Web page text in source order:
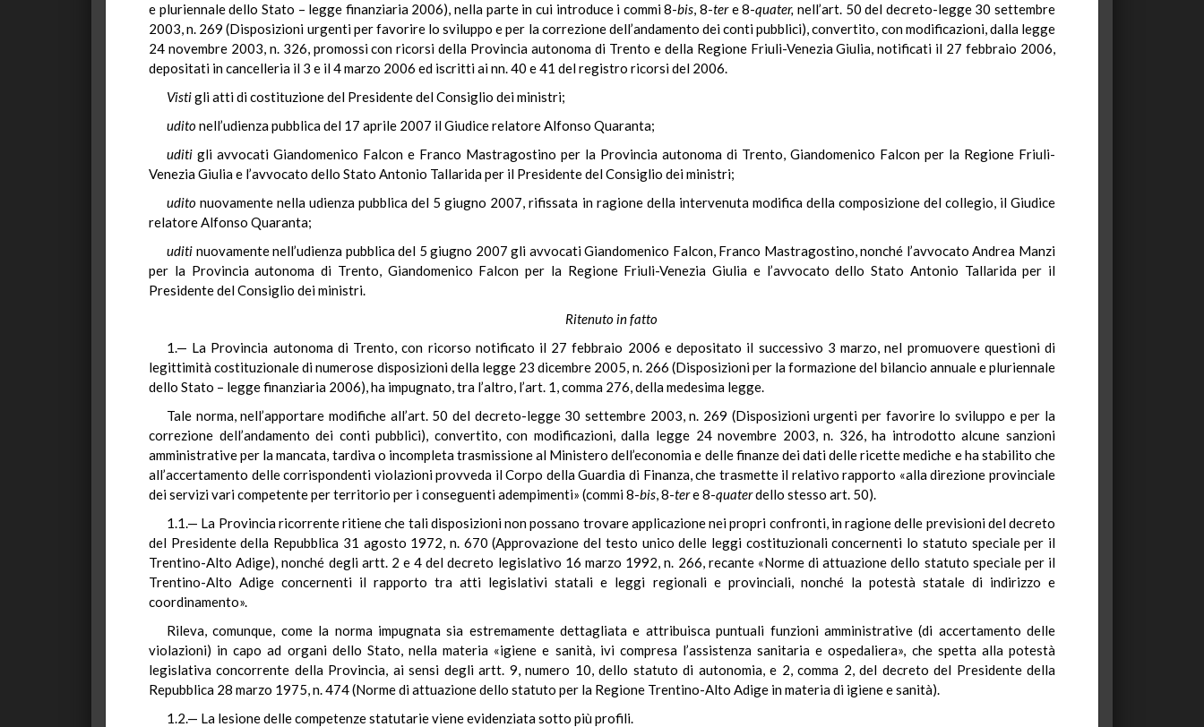
e pluriennale dello Stato – legge finanziaria 2006), nella parte in cui introduce i commi 8-bis, 8-tere 8-quater, nell’art. 50 del decreto-legge 30 settembre
2003, n. 269 (Disposizioni urgenti per favorire lo sviluppo e per la correzione dell’andamento dei conti pubblici), convertito, con modificazioni, dalla legge
24 novembre 2003, n. 326, promossi con ricorsi della Provincia autonoma di Trento e della Regione Friuli-Venezia Giulia, notificati il 27 febbraio 2006,
depositati in cancelleria il 3 e il 4 marzo 2006 ed iscritti ai nn. 40 e 41 del registro ricorsi del 2006.
Vistigli atti di costituzione del Presidente del Consiglio dei ministri;
uditonell’udienza pubblica del 17 aprile 2007 il Giudice relatore Alfonso Quaranta;
uditi gli avvocati Giandomenico Falcon e Franco Mastragostino per la Provincia autonoma di Trento, Giandomenico Falcon per la Regione Friuli-
Venezia Giulia e l’avvocato dello Stato Antonio Tallarida per il Presidente del Consiglio dei ministri;
uditonuovamente nella udienza pubblica del 5 giugno 2007, rifissata in ragione della intervenuta modifica della composizione del collegio, il Giudice
relatore Alfonso Quaranta;
uditi nuovamente nell’udienza pubblica del 5 giugno 2007 gli avvocati Giandomenico Falcon, Franco Mastragostino, nonché l’avvocato Andrea Manzi
per la Provincia autonoma di Trento, Giandomenico Falcon per la Regione Friuli-Venezia Giulia e l’avvocato dello Stato Antonio Tallarida per il
Presidente del Consiglio dei ministri.
Ritenuto in fatto
1.— La Provincia autonoma di Trento, con ricorso notificato il 27 febbraio 2006 e depositato il successivo 3 marzo, nel promuovere questioni di
legittimità costituzionale di numerose disposizioni della legge 23 dicembre 2005, n. 266 (Disposizioni per la formazione del bilancio annuale e pluriennale
dello Stato – legge finanziaria 2006), ha impugnato, tra l’altro, l’art. 1, comma 276, della medesima legge.
Tale norma, nell’apportare modifiche all’art. 50 del decreto-legge 30 settembre 2003, n. 269 (Disposizioni urgenti per favorire lo sviluppo e per la
correzione dell’andamento dei conti pubblici), convertito, con modificazioni, dalla legge 24 novembre 2003, n. 326, ha introdotto alcune sanzioni
amministrative per la mancata, tardiva o incompleta trasmissione al Ministero dell’economia e delle finanze dei dati delle ricette mediche e ha stabilito che
all’accertamento delle corrispondenti violazioni provveda il Corpo della Guardia di Finanza, che trasmette il relativo rapporto «alla direzione provinciale
dei servizi vari competente per territorio per i conseguenti adempimenti» (commi 8-bis, 8-tere 8-quaterdello stesso art. 50).
1.1.— La Provincia ricorrente ritiene che tali disposizioni non possano trovare applicazione nei propri confronti, in ragione delle previsioni del decreto
del Presidente della Repubblica 31 agosto 1972, n. 670 (Approvazione del testo unico delle leggi costituzionali concernenti lo statuto speciale per il
Trentino-Alto Adige), nonché degli artt. 2 e 4 del decreto legislativo 16 marzo 1992, n. 266, recante «Norme di attuazione dello statuto speciale per il
Trentino-Alto Adige concernenti il rapporto tra atti legislativi statali e leggi regionali e provinciali, nonché la potestà statale di indirizzo e
coordinamento».
Rileva, comunque, come la norma impugnata sia estremamente dettagliata e attribuisca puntuali funzioni amministrative (di accertamento delle
violazioni) in capo ad organi dello Stato, nella materia «igiene e sanità, ivi compresa l’assistenza sanitaria e ospedaliera», che spetta alla potestà
legislativa concorrente della Provincia, ai sensi degli artt. 9, numero 10, dello statuto di autonomia, e 2, comma 2, del decreto del Presidente della
Repubblica 28 marzo 1975, n. 474 (Norme di attuazione dello statuto per la Regione Trentino-Alto Adige in materia di igiene e sanità).
1.2.— La lesione delle competenze statutarie viene evidenziata sotto più profili.